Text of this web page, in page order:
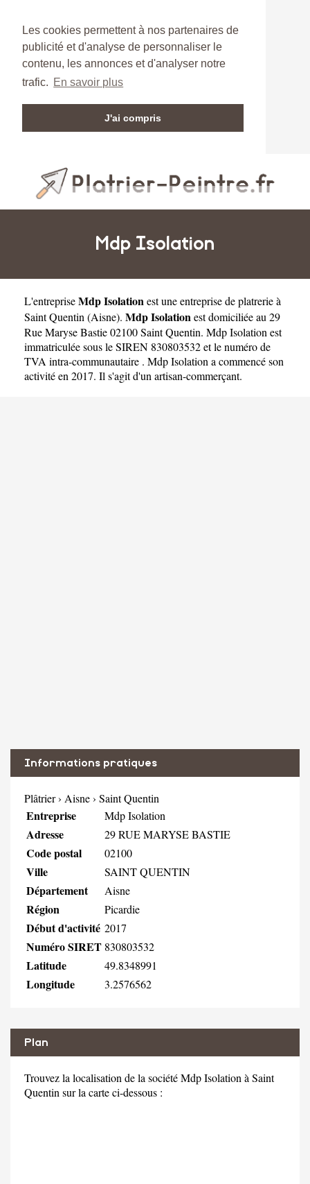
Les cookies permettent à nos partenaires de
publicité et d'analyse de personnaliser le
contenu, les annonces et d'analyser notre
trafic. En savoir plus
J'ai compris
Mdp Isolation
L'entrepriseMdp Isolationest uneentreprise de platrerie à
Saint Quentin (Aisne). Mdp Isolationest domiciliée au 29
Rue Maryse Bastie 02100 Saint Quentin. Mdp Isolation est
immatriculée sous le SIREN 830803532 et le numéro de
TVA intra-communautaire . Mdp Isolation a commencé son
activité en 2017. Il s'agit d'un artisan-commerçant.
Informations pratiques
Plâtrier› Aisne› Saint Quentin
Entreprise Mdp Isolation
Adresse 29 RUE MARYSE BASTIE
Code postal 02100
Ville SAINT QUENTIN
Département Aisne
Région Picardie
Début d'activité 2017
Numéro SIRET 830803532
Latitude 49.8348991
Longitude 3.2576562
Plan
Trouvez la localisation de la société Mdp Isolation à Saint
Quentin sur la carte ci-dessous :